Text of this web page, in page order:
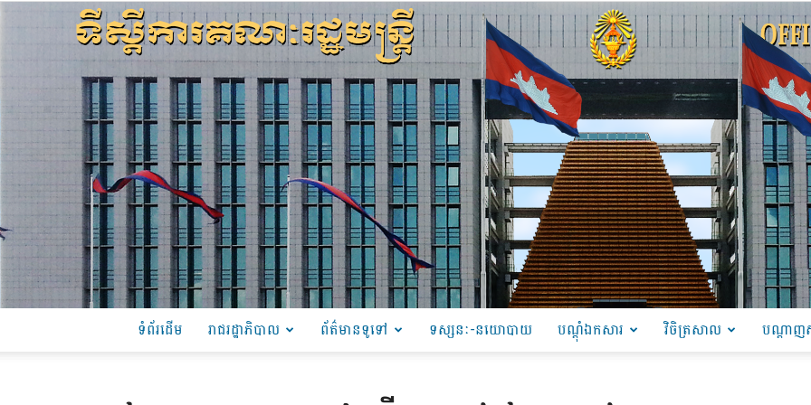
ទំព័រដើម រាជរដ្ឋាភិបាល ព័ត៌មានទូទៅ ទស្សនៈ-នយោបាយ បណ្ដុំឯកសារ វិចិត្រសាល បណ្តាញ